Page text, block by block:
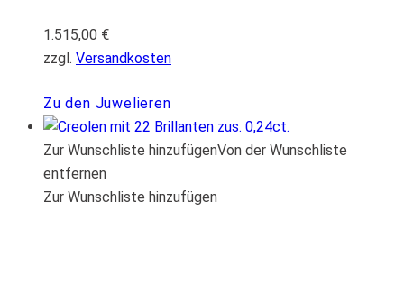
1.515,00 €
zzgl. Versandkosten
Zu den Juwelieren
Zur Wunschliste hinzufügenVon der Wunschliste
entfernen
Zur Wunschliste hinzufügen